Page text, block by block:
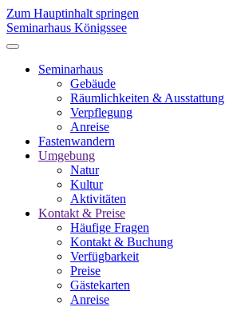
Zum Hauptinhalt springen
Seminarhaus Königssee
Seminarhaus
Gebäude
Räumlichkeiten & Ausstattung
Verpflegung
Anreise
Fastenwandern
Umgebung
Natur
Kultur
Aktivitäten
Kontakt & Preise
Häufige Fragen
Kontakt & Buchung
Verfügbarkeit
Preise
Gästekarten
Anreise